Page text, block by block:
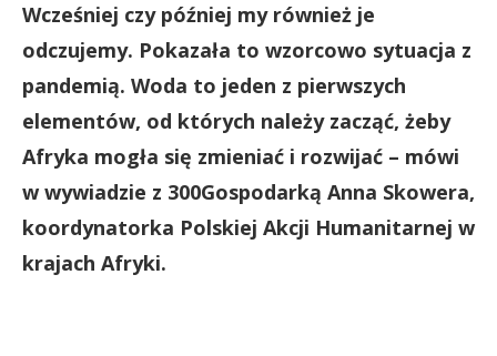
Wcześniej czy później my również je
odczujemy. Pokazała to wzorcowo sytuacja z
pandemią. Woda to jeden z pierwszych
elementów, od których należy zacząć, żeby
Afryka mogła się zmieniać i rozwijać – mówi
w wywiadzie z 300Gospodarką Anna Skowera,
koordynatorka Polskiej Akcji Humanitarnej w
krajach Afryki.